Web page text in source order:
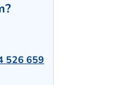
526 659